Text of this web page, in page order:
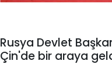
Rusya Devlet
Çin'de bir araya